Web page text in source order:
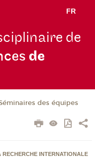
FR
de
de
des équipes
INTERNATIONALE